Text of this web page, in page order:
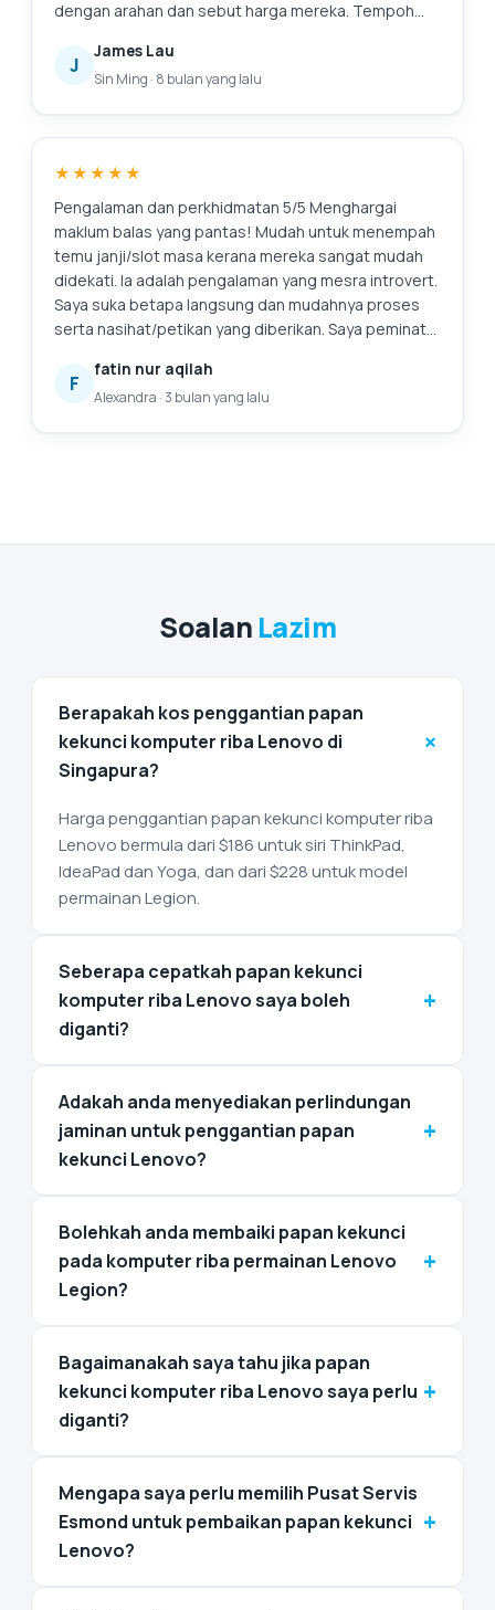
dengan arahan dan sebut harga mereka. Tempoh
kembali ke sini lagi jika saya perlu membaiki apa-apa
lagi. Dan sudah tentu, komputer riba terasa seperti
J
James Lau
Sin Ming · 8 bulan yang lalu
★★★★★
Pengalaman dan perkhidmatan 5/5 Menghargai
maklum balas yang pantas! Mudah untuk menempah
temu janji/slot masa kerana mereka sangat mudah
didekati. Ia adalah pengalaman yang mesra introvert.
Saya suka betapa langsung dan mudahnya proses
serta nasihat/petikan yang diberikan. Saya peminat
perkhidmatan untuk menggantikan bateri komputer
riba saya, dan saya sangat gembira kerana telah
F
fatin nur aqilah
Alexandra ·3 bulan yang lalu
Soalan Lazim
Berapakah kos penggantian papan
kekunci komputer riba Lenovo di
Singapura?
+
Harga penggantian papan kekunci komputer riba
Lenovo bermula dari $186 untuk siri ThinkPad,
IdeaPad dan Yoga, dan dari $228 untuk model
permainan Legion.
Seberapa cepatkah papan kekunci
komputer riba Lenovo saya boleh
diganti?
+
Adakah anda menyediakan perlindungan
jaminan untuk penggantian papan
kekunci Lenovo?
+
Bolehkah anda membaiki papan kekunci
pada komputer riba permainan Lenovo
Legion?
+
Bagaimanakah saya tahu jika papan
kekunci komputer riba Lenovo saya perlu
diganti?
+
Mengapa saya perlu memilih Pusat Servis
Esmond untuk pembaikan papan kekunci
Lenovo?
+